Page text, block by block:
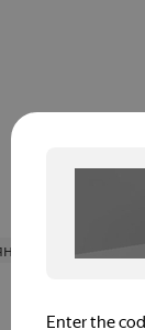
конвекторы